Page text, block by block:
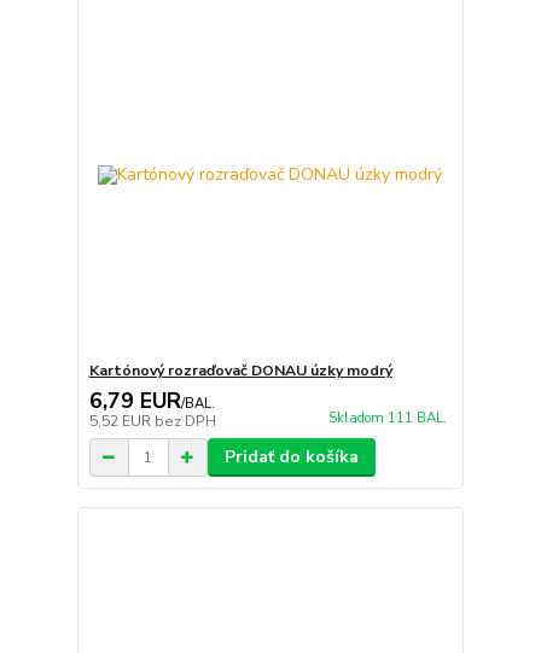
Kartónový rozraďovač DONAU úzky modrý
6,79 EUR/BAL.
5,52 EUR bez DPH Skladom 111 BAL.
Pridať do košíka